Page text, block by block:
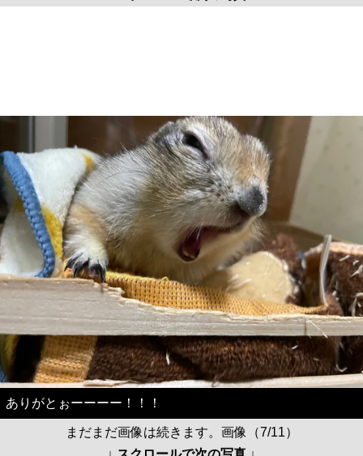
ありがとぉーーーー！！！
まだまだ画像は続きます。画像（7/11）
↓ スクロールで次の写真 ↓